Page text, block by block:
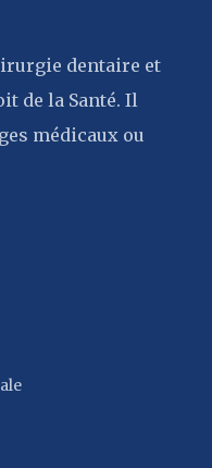
dentaire et
de la Santé. Il
médicaux ou